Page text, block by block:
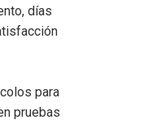
días
para
pruebas